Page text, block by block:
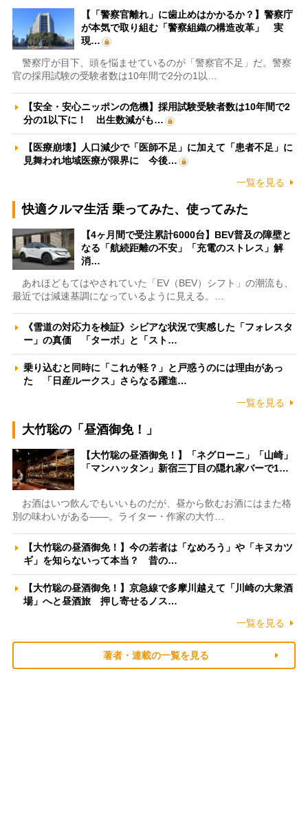
【「警察官離れ」に歯止めはかかるか？】警察庁
が本気で取り組む「警察組織の構造改革」 実
現…
警察庁が目下、頭を悩ませているのが「警察官不足」だ。警察
官の採用試験の受験者数は10年間で2分の1以…
【安全・安心ニッポンの危機】採用試験受験者数は10年間で2
分の1以下に！ 出生数減がも…
【医療崩壊】人口減少で「医師不足」に加えて「患者不足」に
見舞われ地域医療が限界に 今後…
一覧を見る
快適クルマ生活 乗ってみた、使ってみた
【4ヶ月間で受注累計6000台】BEV普及の障壁と
なる「航続距離の不安」「充電のストレス」解
消…
あれほどもてはやされていた「EV（BEV）シフト」の潮流も、
最近では減速基調になっているように見える。…
《雪道の対応力を検証》シビアな状況で実感した「フォレスタ
ー」の真価 「ターボ」と「スト…
乗り込むと同時に「これが軽？」と戸惑うのには理由があっ
た 「日産ルークス」さらなる躍進…
一覧を見る
大竹聡の「昼酒御免！」
【大竹聡の昼酒御免！】「ネグローニ」「山崎」
「マンハッタン」新宿三丁目の隠れ家バーで1…
お酒はいつ飲んでもいいものだが、昼から飲むお酒にはまた格
別の味わいがある――。ライター・作家の大竹…
【大竹聡の昼酒御免！】今の若者は「なめろう」や「キヌカツ
ギ」を知らないって本当？ 昔の…
【大竹聡の昼酒御免！】京急線で多摩川越えて「川崎の大衆酒
場」へと昼酒旅 押し寄せるノス…
一覧を見る
著者・連載の一覧を見る